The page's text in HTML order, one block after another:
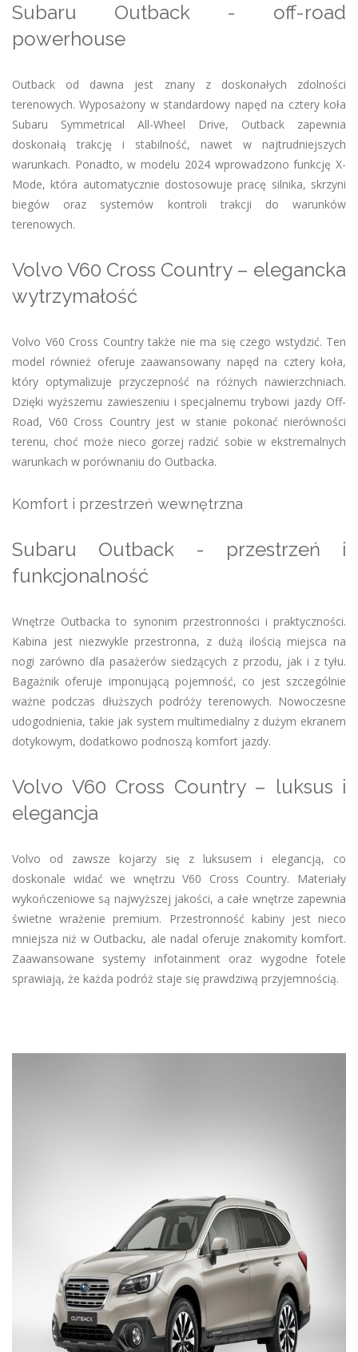
Subaru Outback - off-road
powerhouse
Outback od dawna jest znany z doskonałych zdolności
terenowych. Wyposażony w standardowy napęd na cztery koła
Subaru Symmetrical All-Wheel Drive, Outback zapewnia
doskonałą trakcję i stabilność, nawet w najtrudniejszych
warunkach. Ponadto, w modelu 2024 wprowadzono funkcję X-
Mode, która automatycznie dostosowuje pracę silnika, skrzyni
biegów oraz systemów kontroli trakcji do warunków
terenowych.
Volvo V60 Cross Country – elegancka
wytrzymałość
Volvo V60 Cross Country także nie ma się czego wstydzić. Ten
model również oferuje zaawansowany napęd na cztery koła,
który optymalizuje przyczepność na różnych nawierzchniach.
Dzięki wyższemu zawieszeniu i specjalnemu trybowi jazdy Off-
Road, V60 Cross Country jest w stanie pokonać nierówności
terenu, choć może nieco gorzej radzić sobie w ekstremalnych
warunkach w porównaniu do Outbacka.
Komfort i przestrzeń wewnętrzna
Subaru Outback - przestrzeń i
funkcjonalność
Wnętrze Outbacka to synonim przestronności i praktyczności.
Kabina jest niezwykle przestronna, z dużą ilością miejsca na
nogi zarówno dla pasażerów siedzących z przodu, jak i z tyłu.
Bagażnik oferuje imponującą pojemność, co jest szczególnie
ważne podczas dłuższych podróży terenowych. Nowoczesne
udogodnienia, takie jak system multimedialny z dużym ekranem
dotykowym, dodatkowo podnoszą komfort jazdy.
Volvo V60 Cross Country – luksus i
elegancja
Volvo od zawsze kojarzy się z luksusem i elegancją, co
doskonale widać we wnętrzu V60 Cross Country. Materiały
wykończeniowe są najwyższej jakości, a całe wnętrze zapewnia
świetne wrażenie premium. Przestronność kabiny jest nieco
mniejsza niż w Outbacku, ale nadal oferuje znakomity komfort.
Zaawansowane systemy infotainment oraz wygodne fotele
sprawiają, że każda podróż staje się prawdziwą przyjemnością.